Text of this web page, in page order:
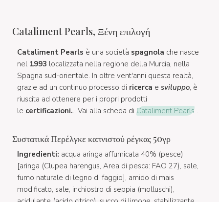
Cataliment Pearls, Ξένη επιλογή
Cataliment Pearls è una società spagnola che nasce
nel 1993 localizzata nella regione della Murcia, nella
Spagna sud-orientale. In oltre vent'anni questa realtà,
grazie ad un continuo processo di ricerca e sviluppo, è
riuscita ad ottenere per i propri prodotti
le certificazioni... Vai alla scheda di Cataliment Pearls .
Συστατικά Περέλγκε καπνιστού ρέγκας 50γρ
Ingredienti: acqua aringa affumicata 40% (pesce)
[aringa (Clupea harengus, Area di pesca: FAO 27), sale,
fumo naturale di legno di faggio], amido di mais
modificato, sale, inchiostro di seppia (molluschi),